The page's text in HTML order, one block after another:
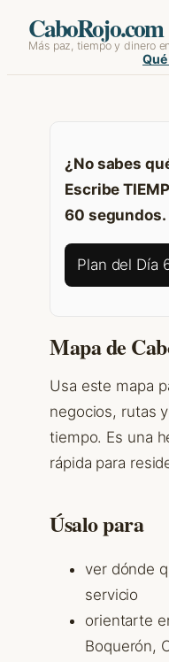
Skip
CaboRojo.com
Más paz, tiempo y dinero
¿No sabes
Escribe
60 segundos.
Plan del Día
Mapa de
Usa este mapa
negocios, rutas
tiempo. Es una
rápida para
Úsalo para
ver dónde
servicio
orientarte
Boquerón,